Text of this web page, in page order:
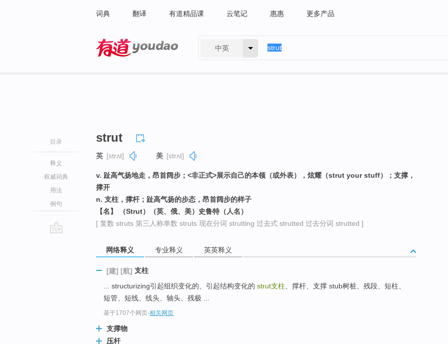
词典 翻译 有道精品课 云笔记 惠惠 更多产品
中英
目录
释义
权威词典
用法
例句
strut
英 [strʌt] 美 [strʌt]
v. 趾高气扬地走，昂首阔步；<非正式>展示自己的本领（或外表），炫耀（strut your stuff）；支撑，
撑开
n. 支柱，撑杆；趾高气扬的步态，昂首阔步的样子
【名】 （Strut）（英、俄、美）史鲁特（人名）
[ 复数 struts 第三人称单数 struts 现在分词 strutting 过去式 strutted 过去分词 strutted ]
网络释义 专业释义 英英释义
[建] [航] 支柱
... structurizing引起组织变化的、引起结构变化的 strut支柱 、撑杆、支撑 stub树桩、残段、短柱、
短管、短线、线头、轴头、残极 ...
基于1707个网页-相关网页
支撑物
压杆